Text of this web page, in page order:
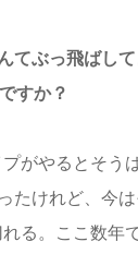
ぶっ飛ばし
すか？
やるとそう
けれど、今
る。ここ数年